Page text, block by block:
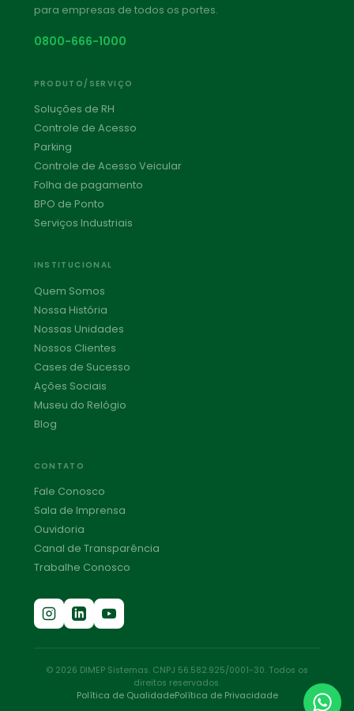
para empresas de todos os portes.
0800-666-1000
PRODUTO/SERVIÇO
Soluções de RH
Controle de Acesso
Parking
Controle de Acesso Veicular
Folha de pagamento
BPO de Ponto
Serviços Industriais
INSTITUCIONAL
Quem Somos
Nossa História
Nossas Unidades
Nossos Clientes
Cases de Sucesso
Ações Sociais
Museu do Relógio
Blog
CONTATO
Fale Conosco
Sala de Imprensa
Ouvidoria
Canal de Transparência
Trabalhe Conosco
© 2026 DIMEP Sistemas. CNPJ 56.582.925/0001-30. Todos os
direitos reservados.
Política de QualidadePolítica de Privacidade